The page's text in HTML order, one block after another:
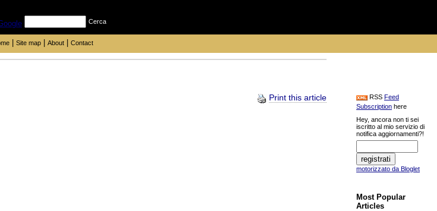
Cerca
Site map About Contact
Print this article RSS Feed
Subscription here
Hey, ancora non ti sei
iscritto al mio servizio di
notifica aggiornamenti?!
motorizzato da Bloglet
Most Popular
Articles